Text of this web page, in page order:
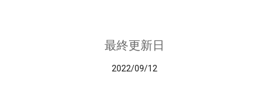
最終更新日
2022/09/12